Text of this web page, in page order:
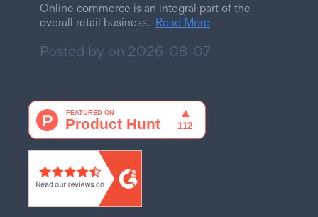
Online commerce is an integral part of the
overall retail business. Read More
Posted by on 2026-08-07